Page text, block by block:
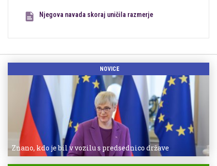
Njegova navada skoraj uničila razmerje
NOVICE
Znano, kdo je bil v vozilu s predsednico države